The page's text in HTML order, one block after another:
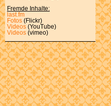
Fremde Inhalte:
last.fm
Fotos (Flickr)
Videos (YouTube)
Videos (vimeo)